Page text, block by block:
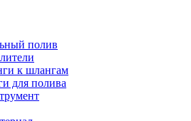
полив
к шлангам
для полива